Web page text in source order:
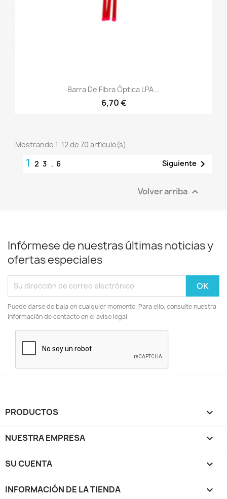
Barra De Fibra Óptica LPA...
6,70 €
Mostrando 1-12 de 70 artículo(s)
1 2 3 … 6 Siguiente 
Volver arriba 
Infórmese de nuestras últimas noticias y
ofertas especiales
Puede darse de baja en cualquier momento. Para ello, consulte nuestra
información de contacto en el aviso legal.
PRODUCTOS 
NUESTRA EMPRESA 
SU CUENTA 
INFORMACIÓN DE LA TIENDA keyboard_arrow_down